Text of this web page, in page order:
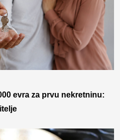
evra za prvu nekretninu: